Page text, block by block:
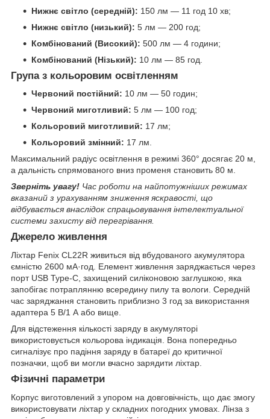
Нижнє світло (середній): 150 лм — 11 год 10 хв;
Нижнє світло (низький): 5 лм — 200 год;
Комбінований (Високий): 500 лм — 4 години;
Комбінований (Нізький): 10 лм — 85 год.
Група з кольоровим освітленням
Червоний постійний: 10 лм — 50 годин;
Червоний миготливий: 5 лм — 100 год;
Кольоровий миготливий: 17 лм;
Кольоровий змінний: 17 лм.
Максимальний радіус освітлення в режимі 360° досягає 20 м,
а дальність спрямованого вниз променя становить 80 м.
Зверніть увагу! Час роботи на найпотужніших режимах
вказаний з урахуванням зниження яскравості, що
відбувається внаслідок спрацьовування інтелектуальної
системи захисту від перегрівання.
Джерело живлення
Ліхтар Fenix CL22R живиться від вбудованого акумулятора
ємністю 2600 мА·год. Елемент живлення заряджається через
порт USB Type-C, захищений силіконовою заглушкою, яка
запобігає потраплянню всередину пилу та вологи. Середній
час заряджання становить приблизно 3 год за використання
адаптера 5 В/1 А або вище.
Для відстеження кількості заряду в акумуляторі
використовується кольорова індикація. Вона попередньо
сигналізує про падіння заряду в батареї до критичної
позначки, щоб ви могли вчасно зарядити ліхтар.
Фізичні параметри
Корпус виготовлений з упором на довговічність, що дає змогу
використовувати ліхтар у складних погодних умовах. Лінза з